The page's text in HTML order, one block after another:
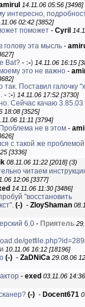
14.11.06 05:56 [3498]
интересно,
02:42 [3852]
поможет - Cyril
эта мысль -
Bat? - :-) 14.11.06 16:15
это не важно -
так. Поставил галочку
- :-) 14.11.06 17:52 [3730]
Сейчас качаю 3.85.03
18:08 [3525]
11:11 [3794]
не в этом -
с такой же проблемой
[3336]
08.11.06 11:22 [2018] (3)
читаем
12:06 [3377]
14.11.06 11:30 [3486]
"восстановить
(-) - ZloyShaman
6.0 - Приятель
10.11.06 16:12 [18196]
(-) - ZaDNiCa 29.08.06
- exed 03.11.06
(-) - Docent671